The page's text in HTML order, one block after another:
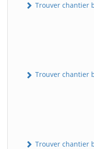
Trouver chantier
Trouver chantier
Trouver chantier